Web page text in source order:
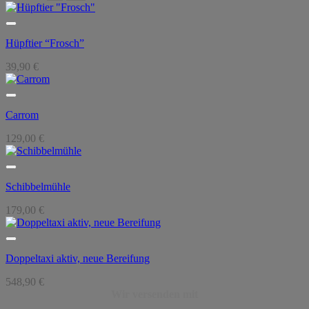
Preis
Preis
Hüpftier “Frosch”
39,90 €
Carrom
129,00 €
Schibbelmühle
179,00 €
Doppeltaxi aktiv, neue Bereifung
548,90 €